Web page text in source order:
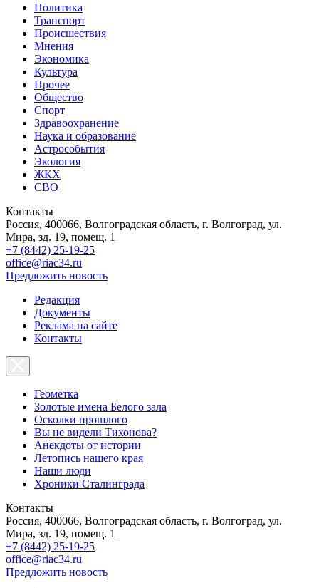
Политика
Транспорт
Происшествия
Мнения
Экономика
Культура
Прочее
Общество
Спорт
Здравоохранение
Наука и образование
Астрособытия
Экология
ЖКХ
СВО
Контакты
Россия, 400066, Волгоградская область, г. Волгоград, ул.
Мира, зд. 19, помещ. 1
+7 (8442) 25-19-25
office@riac34.ru
Предложить новость
Редакция
Документы
Реклама на сайте
Контакты
Геометка
Золотые имена Белого зала
Осколки прошлого
Вы не видели Тихонова?
Анекдоты от истории
Летопись нашего края
Наши люди
Хроники Сталинграда
Контакты
Россия, 400066, Волгоградская область, г. Волгоград, ул.
Мира, зд. 19, помещ. 1
+7 (8442) 25-19-25
office@riac34.ru
Предложить новость